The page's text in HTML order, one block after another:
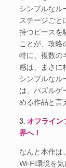
シンプルなル
ステージごと
持つピースを
ことが、攻略
特に、複数の
感は、まさに
シンプルなル
は、パズルゲ
める作品と言
3.オフライン
界へ！
なんと本作は
Wi-Fi環境を